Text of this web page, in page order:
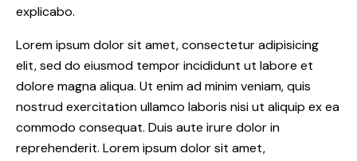
explicabo.
Lorem ipsum dolor sit amet, consectetur adipisicing
elit, sed do eiusmod tempor incididunt ut labore et
dolore magna aliqua. Ut enim ad minim veniam, quis
nostrud exercitation ullamco laboris nisi ut aliquip ex ea
commodo consequat. Duis aute irure dolor in
reprehenderit. Lorem ipsum dolor sit amet,